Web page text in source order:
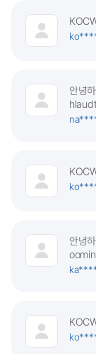
안녕
안녕